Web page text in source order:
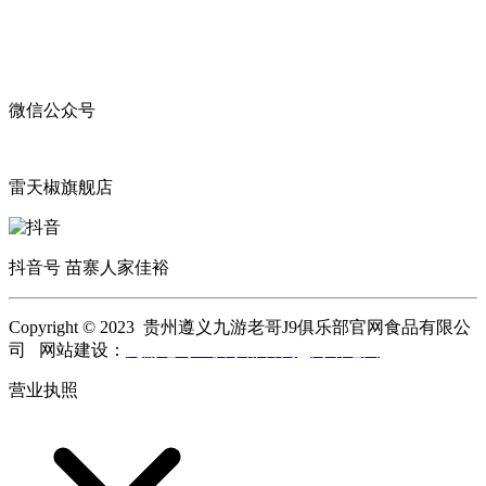
微信公众号
雷天椒旗舰店
抖音号 苗寨人家佳裕
Copyright © 2023 贵州遵义九游老哥J9俱乐部官网食品有限公
司 网站建设：
营业执照